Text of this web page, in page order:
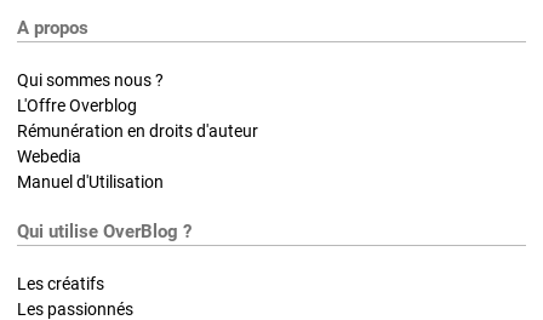
A propos
Qui sommes nous ?
L'Offre Overblog
Rémunération en droits d'auteur
Webedia
Manuel d'Utilisation
Qui utilise OverBlog ?
Les créatifs
Les passionnés